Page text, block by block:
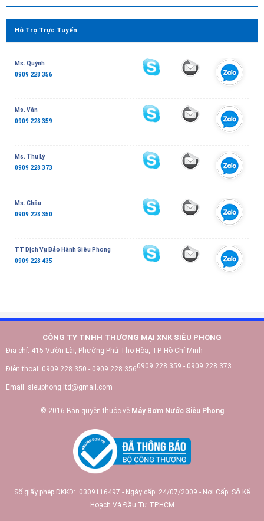
Hỗ Trợ Trực Tuyến
Ms. Quỳnh
0909 228 356
Ms. Vân
0909 228 359
Ms. Thu Lý
0909 228 373
Ms. Châu
0909 228 350
TT Dịch Vụ Bảo Hành Siêu Phong
0909 228 435
CÔNG TY TNHH THƯƠNG MẠI XNK SIÊU PHONG
Địa chỉ: 415 Vườn Lài, Phường Phú Thọ Hòa, TP. Hồ Chí Minh
Điện thoại: 0909 228 350 - 0909 228 3560909 228 359 - 0909 228 373
Email: sieuphong.ltd@gmail.com
© 2016 Bản quyền thuộc về Máy Bơm Nước Siêu Phong
Số giấy phép ĐKKD: 0309116497 - Ngày cấp: 24/07/2009 - Nơi Cấp: Sở Kế
Hoạch Và Đầu Tư TP.HCM